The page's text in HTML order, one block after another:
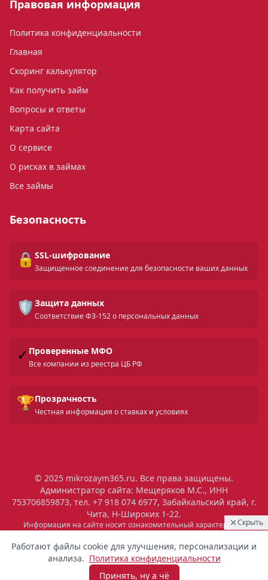
Скрыть
21:20
Выдан
Санкт-Петербург
Работают файлы cookie для улучшения, персонализации и
анализа. Политика конфиденциальности
Принять, ну а чё
Правовая информация
Политика конфиденциальности
Главная
Скоринг калькулятор
Как получить займ
Вопросы и ответы
Карта сайта
О сервисе
О рисках в займах
Все займы
Безопасность
🔒 SSL-шифрование
Защищенное соединение для безопасности ваших данных
🛡️ Защита данных
Соответствие ФЗ-152 о персональных данных
✓ Проверенные МФО
Все компании из реестра ЦБ РФ
🏆Прозрачность
Честная информация о ставках и условиях
© 2025 mikrozaym365.ru. Все права защищены.
Администратор сайта: Мещеряков М.С., ИНН
753706859873, тел. +7 918 074 6977, Забайкальский край, г.
Чита, Н-Широких 1-22.
Информация на сайте носит ознакомительный характер и не
является публичной офертой. Все условия микрозаймов уточняйте
на сайтах МФО. Помните: займ — это обязательство, которое
необходимо исполнять. Невыполнение обязательств влечет штрафы
и ухудшение кредитной истории. Услуги предоставляются
микрофинансовыми организациями, состоящими в реестре ЦБ РФ.